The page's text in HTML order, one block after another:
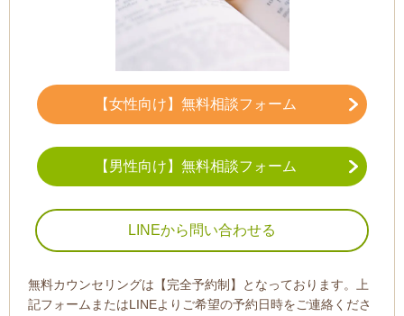
【女性向け】無料相談フォーム
【男性向け】無料相談フォーム
LINEから問い合わせる
無料カウンセリングは【完全予約制】となっております。上
記フォームまたはLINEよりご希望の予約日時をご連絡くださ